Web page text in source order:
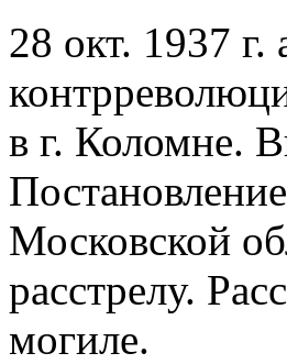
28 окт. 1937
в г. Коломне.
Московской
расстрелу.
могиле.